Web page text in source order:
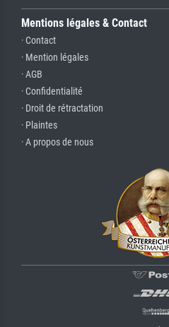
Mentions légales & Contact
· Contact
· Mention légales
· AGB
· Confidentialité
· Droit de rétractation
· Plaintes
· A propos de nous